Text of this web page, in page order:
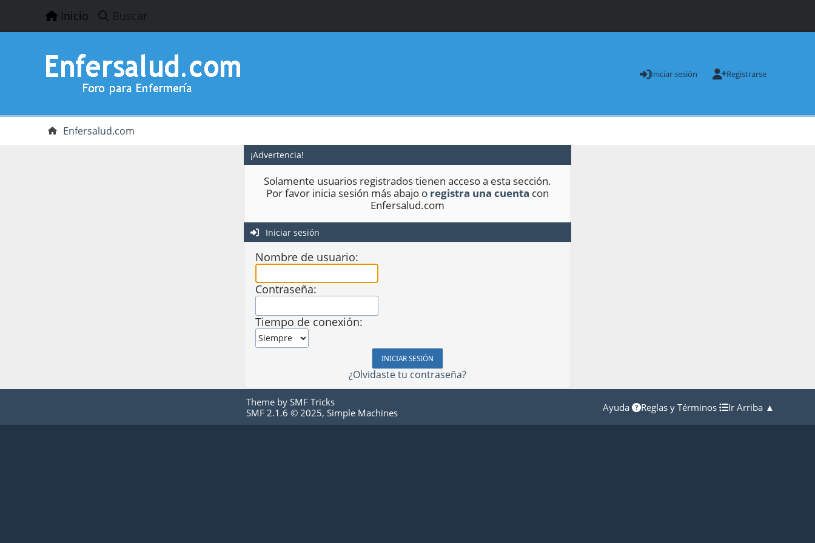
Inicio Buscar
Iniciar sesión Registrarse
Enfersalud.com
¡Advertencia!
Solamente usuarios registrados tienen acceso a esta sección.
Por favor inicia sesión más abajo o registra una cuenta con
Enfersalud.com
Iniciar sesión
Nombre de usuario:
Contraseña:
Tiempo de conexión:
¿Olvidaste tu contraseña?
Theme by SMF Tricks
SMF 2.1.6 © 2025, Simple Machines Ayuda Reglas y Términos Ir Arriba ▲